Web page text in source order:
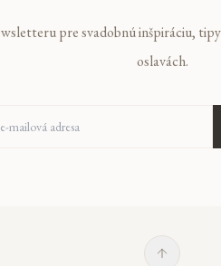
pre svadobnú inšpiráciu,
oslavách.